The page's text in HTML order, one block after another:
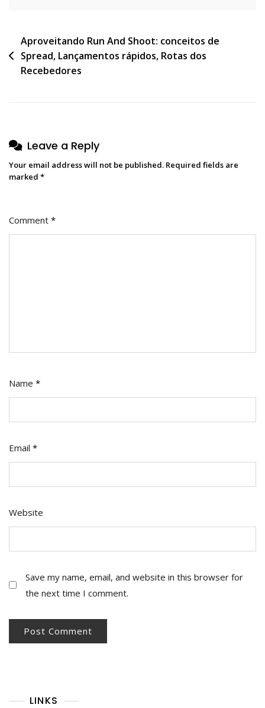
Post
navigation
Aproveitando Run And Shoot: conceitos de
Spread, Lançamentos rápidos, Rotas dos
Recebedores
Leave a Reply
Your email address will not be published. Required fields are
marked *
Comment *
Name *
Email *
Website
Save my name, email, and website in this browser for
the next time I comment.
LINKS